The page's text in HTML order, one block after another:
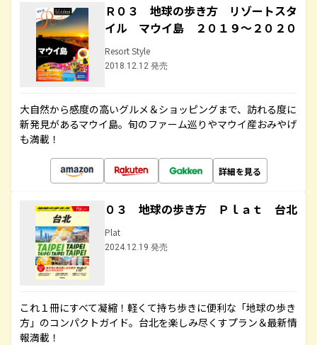
Ｒ０３ 地球の歩き方 リゾートスタ
イル マウイ島 ２０１９～２０２０
Resort Style
2018.12.12 発売
大自然から感度の高いグルメ＆ショッピングまで、訪れる度に
新発見があるマウイ島。旬のファーム巡りやマウイ産おみやげ
も満載！
詳細を見る
０３ 地球の歩き方 Ｐｌａｔ 台北
Plat
2024.12.19 発売
これ１冊にすべて凝縮！軽くて持ち歩きに便利な「地球の歩き
方」のコンパクトガイド。台北を楽しみ尽くすプラン＆最新情
報満載！